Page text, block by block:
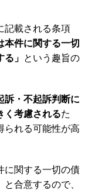
記載される条項
本件に関する一切
」 という趣旨の
訴・不起訴判断に
く考慮されるた
られる可能性が高
に関する一切の債
合意するので、